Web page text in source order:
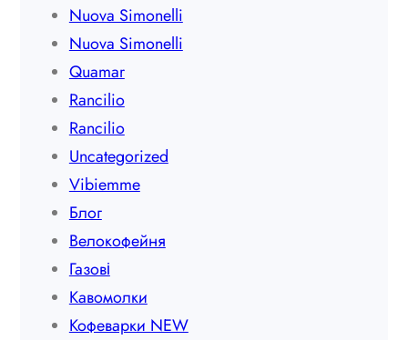
Nuova Simonelli
Nuova Simonelli
Quamar
Rancilio
Rancilio
Uncategorized
Vibiemme
Блог
Велокофейня
Газові
Кавомолки
Кофеварки NEW